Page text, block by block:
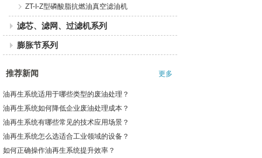
ZT-I-Z型磷酸脂抗燃油真空滤油机
滤芯、滤网、过滤机系列
膨胀节系列
推荐新闻 更多
油再生系统适用于哪些类型的废油处理？
油再生系统如何降低企业废油处理成本？
油再生系统有哪些常见的技术应用场景？
油再生系统怎么选适合工业领域的设备？
如何正确操作油再生系统提升效率？